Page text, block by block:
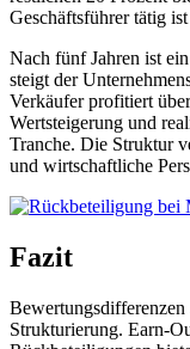
Geschäftsführer tätig
Nach fünf Jahren ist
steigt der
Verkäufer profitiert
Wertsteigerung und
Tranche. Die Struktur
und wirtschaftliche
Fazit
Strukturierung. Earn-